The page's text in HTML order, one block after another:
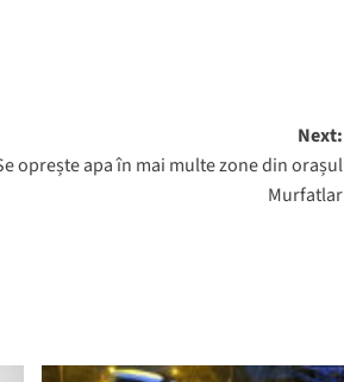
Next:
oprește apa în mai multe zone din orașul
Murfatlar